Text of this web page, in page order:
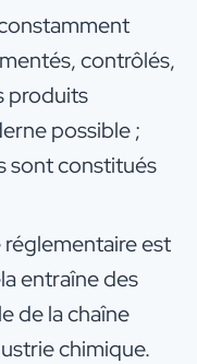
contrôlés,
produits
possible ;
sont constitués
réglementaire est
entraîne des
de la chaîne
chimique.